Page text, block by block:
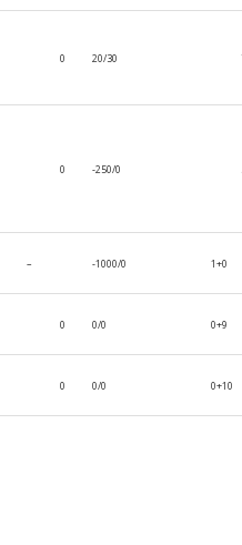
0 20/30
0 -250/0
– -1000/0 1+0
0 0/0 0+9
0 0/0 0+10